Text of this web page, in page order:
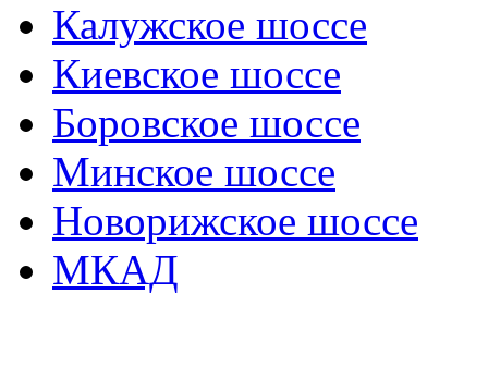
Калужское шоссе
Киевское шоссе
Боровское шоссе
Минское шоссе
Новорижское шоссе
МКАД